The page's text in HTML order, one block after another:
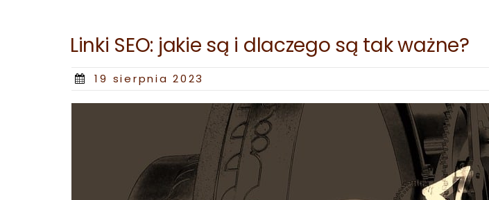
Linki SEO: jakie są i dlaczego są tak ważne?
Posted
19 sierpnia 2023